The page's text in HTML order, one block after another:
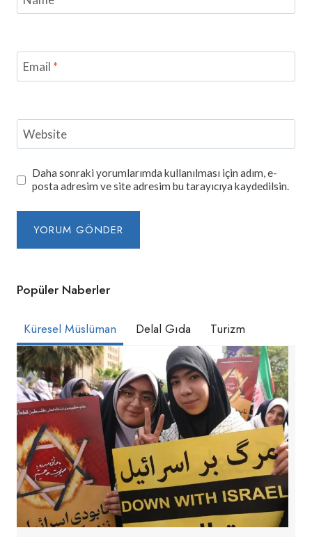
Email *
Website
Daha sonraki yorumlarımda kullanılması için adım, e-
posta adresim ve site adresim bu tarayıcıya kaydedilsin.
Popüler Naberler
Küresel Müslüman Delal Gıda Turizm